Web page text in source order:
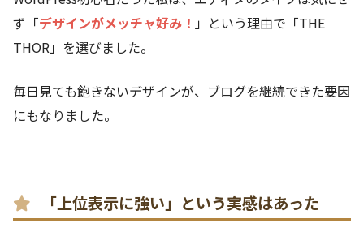
ず「デザインがメッチャ好み！ 」という理由で「THE
THOR」を選びました。
毎日見ても飽きないデザインが、ブログを継続できた要因
にもなりました。
「上位表示に強い」という実感はあった